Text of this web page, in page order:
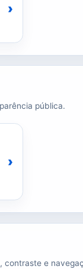
›
pública.
›
contraste e